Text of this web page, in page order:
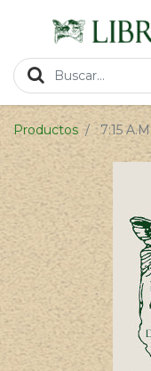
Productos 7:15 A.M